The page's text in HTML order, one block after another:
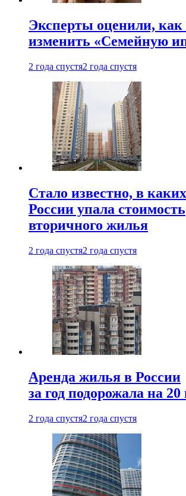
Эксперты оценили, как
изменить «Семейную
2 года спустя2 года спустя
Стало известно, в
России упала стоимость
вторичного жилья
2 года спустя2 года спустя
Аренда жилья в России
за год подорожала на
2 года спустя2 года спустя